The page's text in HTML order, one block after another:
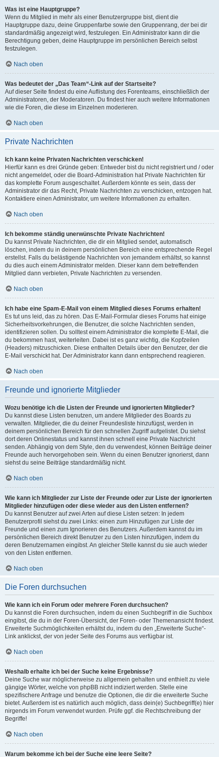
Was ist eine Hauptgruppe?
Wenn du Mitglied in mehr als einer Benutzergruppe bist, dient die
Hauptgruppe dazu, deine Gruppenfarbe sowie den Gruppenrang, der bei dir
standardmäßig angezeigt wird, festzulegen. Ein Administrator kann dir die
Berechtigung geben, deine Hauptgruppe im persönlichen Bereich selbst
festzulegen.
Nach oben
Was bedeutet der „Das Team“-Link auf der Startseite?
Auf dieser Seite findest du eine Auflistung des Forenteams, einschließlich der
Administratoren, der Moderatoren. Du findest hier auch weitere Informationen
wie die Foren, die diese im Einzelnen moderieren.
Nach oben
Private Nachrichten
Ich kann keine Privaten Nachrichten verschicken!
Hierfür kann es drei Gründe geben: Entweder bist du nicht registriert und / oder
nicht angemeldet, oder die Board-Administration hat Private Nachrichten für
das komplette Forum ausgeschaltet. Außerdem könnte es sein, dass der
Administrator dir das Recht, Private Nachrichten zu verschicken, entzogen hat.
Kontaktiere einen Administrator, um weitere Informationen zu erhalten.
Nach oben
Ich bekomme ständig unerwünschte Private Nachrichten!
Du kannst Private Nachrichten, die dir ein Mitglied sendet, automatisch
löschen, indem du in deinem persönlichen Bereich eine entsprechende Regel
erstellst. Falls du belästigende Nachrichten von jemandem erhältst, so kannst
du dies auch einem Administrator melden. Dieser kann dem betreffenden
Mitglied dann verbieten, Private Nachrichten zu versenden.
Nach oben
Ich habe eine Spam-E-Mail von einem Mitglied dieses Forums erhalten!
Es tut uns leid, das zu hören. Das E-Mail-Formular dieses Forums hat einige
Sicherheitsvorkehrungen, die Benutzer, die solche Nachrichten senden,
identifizieren sollen. Du solltest einem Administrator die komplette E-Mail, die
du bekommen hast, weiterleiten. Dabei ist es ganz wichtig, die Kopfzeilen
(Headers) mitzuschicken. Diese enthalten Details über den Benutzer, der die
E-Mail verschickt hat. Der Administrator kann dann entsprechend reagieren.
Nach oben
Freunde und ignorierte Mitglieder
Wozu benötige ich die Listen der Freunde und ignorierten Mitglieder?
Du kannst diese Listen benutzen, um andere Mitglieder des Boards zu
verwalten. Mitglieder, die du deiner Freundesliste hinzufügst, werden in
deinem persönlichen Bereich für den schnellen Zugriff aufgelistet. Du siehst
dort deren Onlinestatus und kannst ihnen schnell eine Private Nachricht
senden. Abhängig von dem Style, den du verwendest, können Beiträge deiner
Freunde auch hervorgehoben sein. Wenn du einen Benutzer ignorierst, dann
siehst du seine Beiträge standardmäßig nicht.
Nach oben
Wie kann ich Mitglieder zur Liste der Freunde oder zur Liste der ignorierten
Mitglieder hinzufügen oder diese wieder aus den Listen entfernen?
Du kannst Benutzer auf zwei Arten auf diese Listen setzen: In jedem
Benutzerprofil siehst du zwei Links: einen zum Hinzufügen zur Liste der
Freunde und einen zum Ignorieren des Benutzers. Außerdem kannst du im
persönlichen Bereich direkt Benutzer zu den Listen hinzufügen, indem du
deren Benutzernamen eingibst. An gleicher Stelle kannst du sie auch wieder
von den Listen entfernen.
Nach oben
Die Foren durchsuchen
Wie kann ich ein Forum oder mehrere Foren durchsuchen?
Du kannst die Foren durchsuchen, indem du einen Suchbegriff in die Suchbox
eingibst, die du in der Foren-Übersicht, der Foren- oder Themenansicht findest.
Erweiterte Suchmöglichkeiten erhältst du, indem du den „Erweiterte Suche“-
Link anklickst, der von jeder Seite des Forums aus verfügbar ist.
Nach oben
Weshalb erhalte ich bei der Suche keine Ergebnisse?
Deine Suche war möglicherweise zu allgemein gehalten und enthielt zu viele
gängige Wörter, welche von phpBB nicht indiziert werden. Stelle eine
spezifischere Anfrage und benutze die Optionen, die dir die erweiterte Suche
bietet. Außerdem ist es natürlich auch möglich, dass dein(e) Suchbegriff(e) hier
nirgends im Forum verwendet wurden. Prüfe ggf. die Rechtschreibung der
Begriffe!
Nach oben
Warum bekomme ich bei der Suche eine leere Seite?